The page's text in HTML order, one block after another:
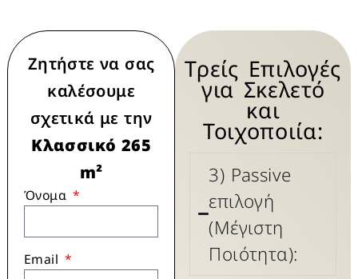
Ζητήστε να σας
καλέσουμε
σχετικά με την
Κλασσικό 265
m²
Όνομα
Email
Τρείς Επιλογές
για Σκελετό
και
Τοιχοποιία:
3) Passive
επιλογή
(Μέγιστη
Ποιότητα):